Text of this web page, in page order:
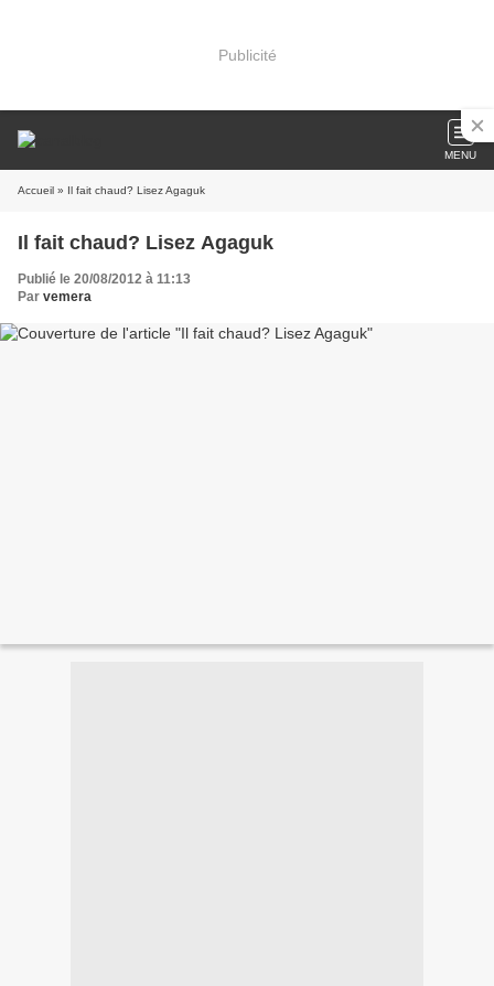
Publicité
MENU
Accueil » Il fait chaud? Lisez Agaguk
Il fait chaud? Lisez Agaguk
Publié le 20/08/2012 à 11:13
Par vemera